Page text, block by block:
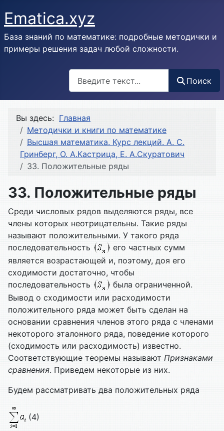
Ematica.xyz
База знаний по математике: подробные методички и
примеры решения задач любой сложности.
Поиск
Вы здесь: Главная
Методички и книги по математике
Высшая математика. Курс лекций. А. С.
Гринберг, О. А.Кастрица, Е. А.Скуратович
33. Положительные ряды
33. Положительные ряды
Среди числовых рядов выделяются ряды, все
члены которых неотрицательны. Такие ряды
называют положительными. У такого ряда
последовательность
его частных сумм
является возрастающей и, поэтому, доя его
сходимости достаточно, чтобы
последовательность
была ограниченной.
Вывод о сходимости или расходимости
положительного ряда может быть сделан на
основании сравнения членов этого ряда с членами
некоторого эталонного ряда, поведение которого
(сходимость или расходимость) известно.
Соответствующие теоремы называют Признаками
сравнения. Приведем некоторые из них.
Будем рассматривать два положительных ряда
(4)